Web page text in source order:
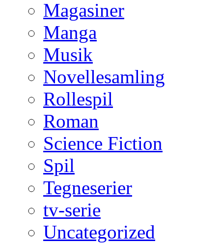
Magasiner
Manga
Musik
Novellesamling
Rollespil
Roman
Science Fiction
Spil
Tegneserier
tv-serie
Uncategorized